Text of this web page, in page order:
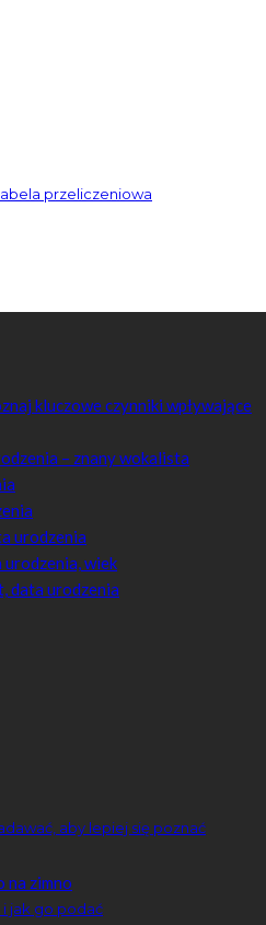
przeliczeniowa
kluczowe czynniki wpływające
– znany wokalista
urodzenia
urodzenia, wiek
data urodzenia
aby lepiej się poznać
i jak go podać